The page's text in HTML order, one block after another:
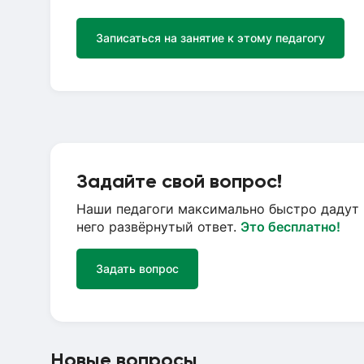
Записаться на занятие к этому педагогу
Задайте свой вопрос!
Наши педагоги максимально быстро дадут
него развёрнутый ответ. Это бесплатно!
Задать вопрос